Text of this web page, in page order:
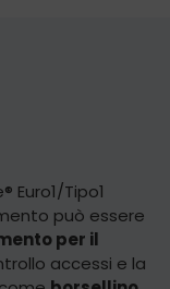
Euro1/Tipo1
può essere
per il
accessi e la